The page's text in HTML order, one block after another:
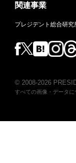
関連事業
プレジデント総合研究
© 2008-2026
すべての画像・データに